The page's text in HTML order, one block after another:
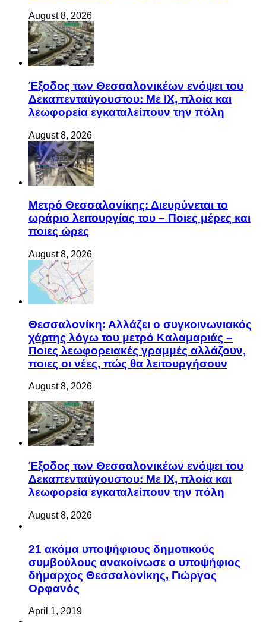
August 8, 2026
Έξοδος των Θεσσαλονικέων ενόψει του
Δεκαπενταύγουστου: Με ΙΧ, πλοία και
λεωφορεία εγκαταλείπουν την πόλη
August 8, 2026
Μετρό Θεσσαλονίκης: Διευρύνεται το
ωράριο λειτουργίας του – Ποιες μέρες και
ποιες ώρες
August 8, 2026
Θεσσαλονίκη: Αλλάζει ο συγκοινωνιακός
χάρτης λόγω του μετρό Καλαμαριάς –
Ποιες λεωφορειακές γραμμές αλλάζουν,
ποιες οι νέες, πώς θα λειτουργήσουν
August 8, 2026
Έξοδος των Θεσσαλονικέων ενόψει του
Δεκαπενταύγουστου: Με ΙΧ, πλοία και
λεωφορεία εγκαταλείπουν την πόλη
August 8, 2026
21 ακόμα υποψήφιους δημοτικούς
συμβούλους ανακοίνωσε ο υποψήφιος
δήμαρχος Θεσσαλονίκης, Γιώργος
Ορφανός
April 1, 2019